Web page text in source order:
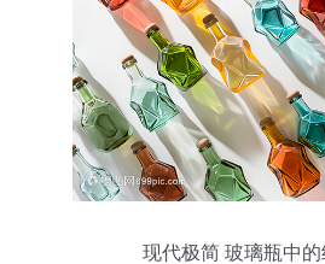
现代极简 玻璃瓶中